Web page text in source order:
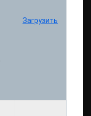
Загрузить